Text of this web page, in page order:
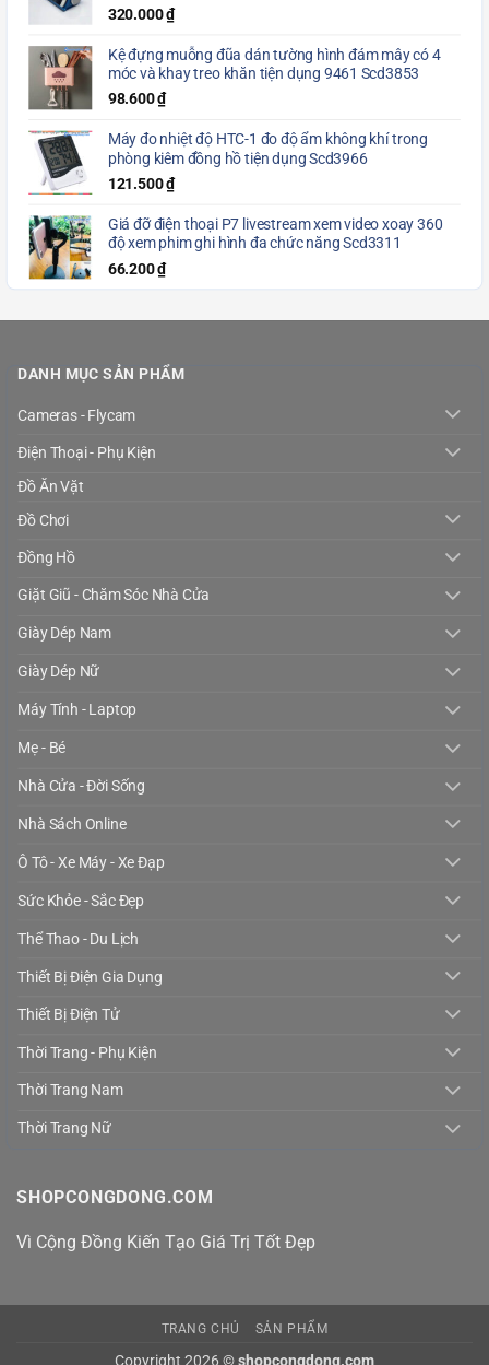
320.000₫
Kệ đựng muỗng đũa dán tường hình đám mây có 4
móc và khay treo khăn tiện dụng 9461 Scd3853
98.600₫
Máy đo nhiệt độ HTC-1 đo độ ẩm không khí trong
phòng kiêm đồng hồ tiện dụng Scd3966
121.500₫
Giá đỡ điện thoại P7 livestream xem video xoay 360
độ xem phim ghi hình đa chức năng Scd3311
66.200₫
DANH MỤC SẢN PHẨM
Cameras - Flycam
Điện Thoại - Phụ Kiện
Đồ Ăn Vặt
Đồ Chơi
Đồng Hồ
Giặt Giũ - Chăm Sóc Nhà Cửa
Giày Dép Nam
Giày Dép Nữ
Máy Tính - Laptop
Mẹ - Bé
Nhà Cửa - Đời Sống
Nhà Sách Online
Ô Tô - Xe Máy - Xe Đạp
Sức Khỏe - Sắc Đẹp
Thể Thao - Du Lịch
Thiết Bị Điện Gia Dụng
Thiết Bị Điện Tử
Thời Trang - Phụ Kiện
Thời Trang Nam
Thời Trang Nữ
SHOPCONGDONG.COM
Vì Cộng Đồng Kiến Tạo Giá Trị Tốt Đẹp
TRANG CHỦ SẢN PHẨM
Copyright 2026 ©shopcongdong.com